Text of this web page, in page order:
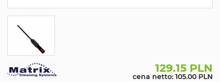
129.15 PLN
cena netto: 105.00 PLN